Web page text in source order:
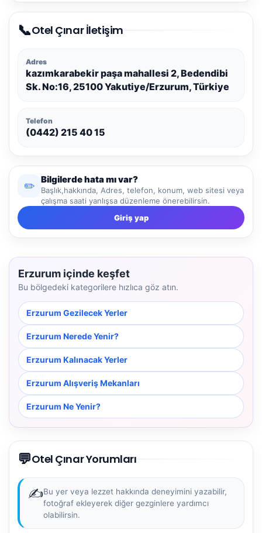
📞Otel Çınar İletişim
Adres
kazımkarabekir paşa mahallesi 2, Bedendibi
Sk. No:16, 25100 Yakutiye/Erzurum, Türkiye
Telefon
(0442) 215 40 15
✏️
Bilgilerde hata mı var?
Başlık,hakkında, Adres, telefon, konum, web sitesi veya
çalışma saati yanlışsa düzenleme önerebilirsin.
Giriş yap
Erzurum içinde keşfet
Bu bölgedeki kategorilere hızlıca göz atın.
Erzurum Gezilecek Yerler
Erzurum Nerede Yenir?
Erzurum Kalınacak Yerler
Erzurum Alışveriş Mekanları
Erzurum Ne Yenir?
💬Otel Çınar Yorumları
✍️Bu yer veya lezzet hakkında deneyimini yazabilir,
fotoğraf ekleyerek diğer gezginlere yardımcı
olabilirsin.